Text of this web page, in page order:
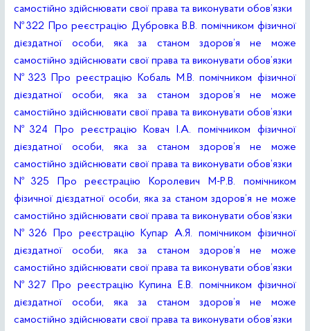
самостійно здійснювати свої права та виконувати обов’язки
№322 Про реєстрацію Дубровка В.В. помічником фізичної
дієздатної особи, яка за станом здоров’я не може
самостійно здійснювати свої права та виконувати обов’язки
№323 Про реєстрацію Кобаль М.В. помічником фізичної
дієздатної особи, яка за станом здоров’я не може
самостійно здійснювати свої права та виконувати обов’язки
№324 Про реєстрацію Ковач І.А. помічником фізичної
дієздатної особи, яка за станом здоров’я не може
самостійно здійснювати свої права та виконувати обов’язки
№325 Про реєстрацію Королевич М-Р.В. помічником
фізичної дієздатної особи, яка за станом здоров’я не може
самостійно здійснювати свої права та виконувати обов’язки
№326 Про реєстрацію Купар А.Я. помічником фізичної
дієздатної особи, яка за станом здоров’я не може
самостійно здійснювати свої права та виконувати обов’язки
№327 Про реєстрацію Купина Е.В. помічником фізичної
дієздатної особи, яка за станом здоров’я не може
самостійно здійснювати свої права та виконувати обов’язки